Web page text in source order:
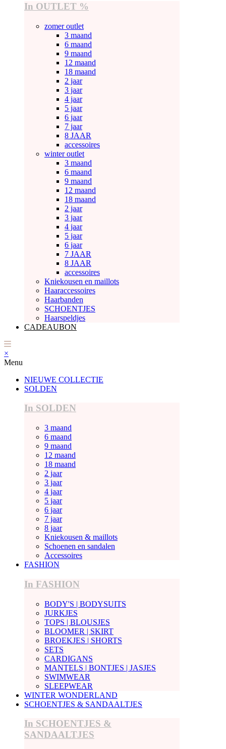
In OUTLET %
zomer outlet
3 maand
6 maand
9 maand
12 maand
18 maand
2 jaar
3 jaar
4 jaar
5 jaar
6 jaar
7 jaar
8 JAAR
accessoires
winter outlet
3 maand
6 maand
9 maand
12 maand
18 maand
2 jaar
3 jaar
4 jaar
5 jaar
6 jaar
7 JAAR
8 JAAR
accessoires
Kniekousen en maillots
Haaraccessoires
Haarbanden
SCHOENTJES
Haarspeldjes
CADEAUBON
×
Menu
NIEUWE COLLECTIE
SOLDEN
In SOLDEN
3 maand
6 maand
9 maand
12 maand
18 maand
2 jaar
3 jaar
4 jaar
5 jaar
6 jaar
7 jaar
8 jaar
Kniekousen & maillots
Schoenen en sandalen
Accessoires
FASHION
In FASHION
BODY'S | BODYSUITS
JURKJES
TOPS | BLOUSJES
BLOOMER | SKIRT
BROEKJES | SHORTS
SETS
CARDIGANS
MANTELS | BONTJES | JASJES
SWIMWEAR
SLEEPWEAR
WINTER WONDERLAND
SCHOENTJES & SANDAALTJES
In SCHOENTJES &
SANDAALTJES